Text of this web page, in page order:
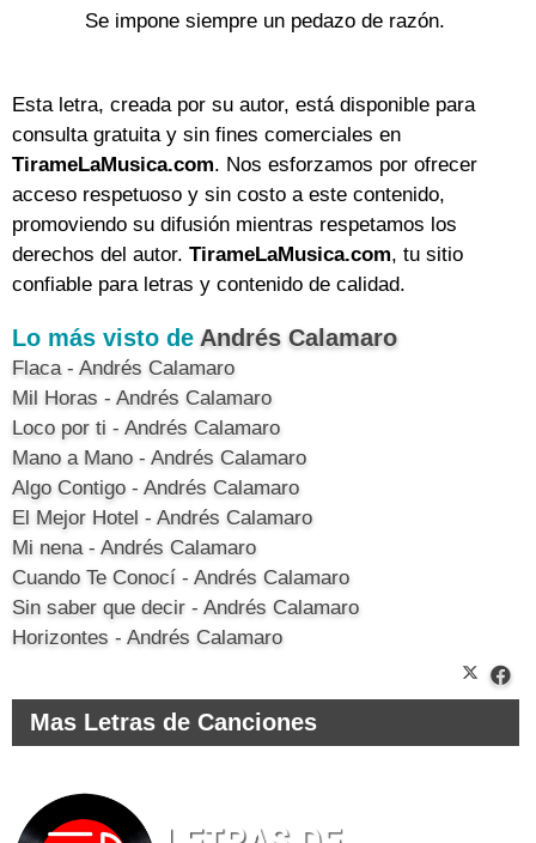
Se impone siempre un pedazo de razón.
Esta letra, creada por su autor, está disponible para
consulta gratuita y sin fines comerciales en
TirameLaMusica.com. Nos esforzamos por ofrecer
acceso respetuoso y sin costo a este contenido,
promoviendo su difusión mientras respetamos los
derechos del autor. TirameLaMusica.com, tu sitio
confiable para letras y contenido de calidad.
Lo más visto de Andrés Calamaro
Flaca - Andrés Calamaro
Mil Horas - Andrés Calamaro
Loco por ti - Andrés Calamaro
Mano a Mano - Andrés Calamaro
Algo Contigo - Andrés Calamaro
El Mejor Hotel - Andrés Calamaro
Mi nena - Andrés Calamaro
Cuando Te Conocí - Andrés Calamaro
Sin saber que decir - Andrés Calamaro
Horizontes - Andrés Calamaro
Mas Letras de Canciones